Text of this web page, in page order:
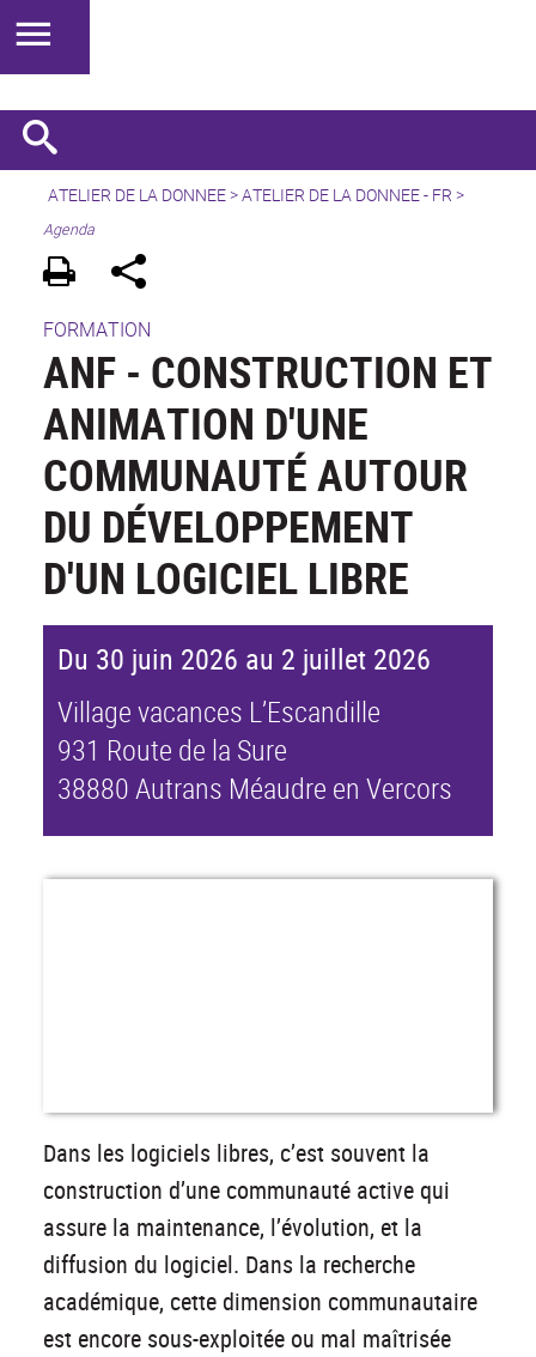
ATELIER DE LA DONNEE>ATELIER DE LA DONNEE - FR >
Agenda
FORMATION
ANF - CONSTRUCTION ET
ANIMATION D'UNE
COMMUNAUTÉ AUTOUR
DU DÉVELOPPEMENT
D'UN LOGICIEL LIBRE
Du 30 juin 2026 au 2 juillet 2026
Village vacances L’Escandille
931 Route de la Sure
38880 Autrans Méaudre en Vercors
Dans les logiciels libres, c’est souvent la
construction d’une communauté active qui
assure la maintenance, l’évolution, et la
diffusion du logiciel. Dans la recherche
académique, cette dimension communautaire
est encore sous-exploitée ou mal maîtrisée